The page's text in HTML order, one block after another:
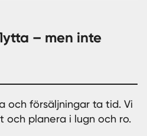
– men inte
och försäljningar ta tid. Vi
och planera i lugn och ro.